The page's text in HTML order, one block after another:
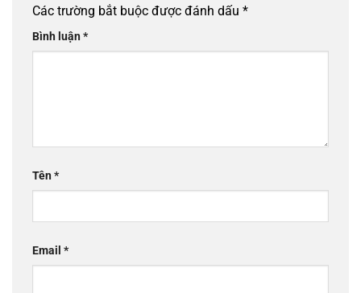
Các trường bắt buộc được đánh dấu *
Bình luận*
Tên*
Email *